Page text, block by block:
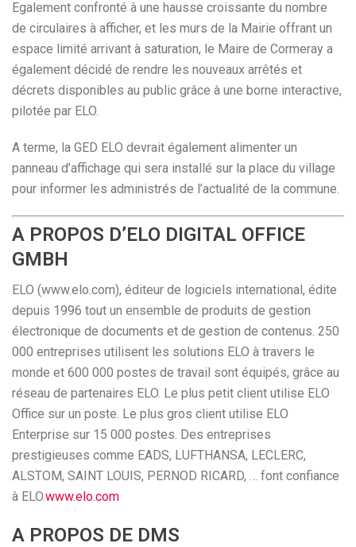
Egalement confronté à une hausse croissante du nombre
de circulaires à afficher, et les murs de la Mairie offrant un
espace limité arrivant à saturation, le Maire de Cormeray a
également décidé de rendre les nouveaux arrêtés et
décrets disponibles au public grâce à une borne interactive,
pilotée par ELO.
A terme, la GED ELO devrait également alimenter un
panneau d’affichage qui sera installé sur la place du village
pour informer les administrés de l’actualité de la commune.
A PROPOS D’ELO DIGITAL OFFICE
GMBH
ELO (www.elo.com), éditeur de logiciels international, édite
depuis 1996 tout un ensemble de produits de gestion
électronique de documents et de gestion de contenus. 250
000 entreprises utilisent les solutions ELO à travers le
monde et 600 000 postes de travail sont équipés, grâce au
réseau de partenaires ELO. Le plus petit client utilise ELO
Office sur un poste. Le plus gros client utilise ELO
Enterprise sur 15 000 postes. Des entreprises
prestigieuses comme EADS, LUFTHANSA, LECLERC,
ALSTOM, SAINT LOUIS, PERNOD RICARD, … font confiance
à ELO.www.elo.com
A PROPOS DE DMS